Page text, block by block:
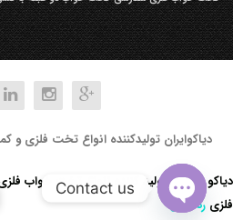
دیاکوایران تولیدکننده انواع تخت فلزی و
دیاکو صنعت تولید کننده انواع تخت خواب
فلزی رد کردن
Contact us